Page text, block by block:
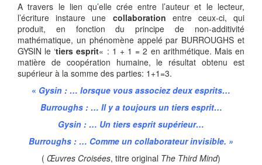
A travers le lien qu’elle crée entre l’auteur et le lecteur,
l’écriture instaure une collaboration entre ceux-ci, qui
produit, en fonction du principe de non-additivité
mathématique, un phénomène appelé par BURROUGHS et
GYSIN le ‘tiers esprit« : 1 + 1 = 2 en arithmétique. Mais en
matière de coopération humaine, le résultat obtenu est
supérieur à la somme des parties: 1+1=3.
« Gysin : … lorsque vous associez deux esprits…
Burroughs : … Il y a toujours un tiers esprit…
Gysin : … Un tiers esprit supérieur…
Burroughs : … Comme un collaborateur invisible. »
( Œuvres Croisées, titre original The Third Mind)